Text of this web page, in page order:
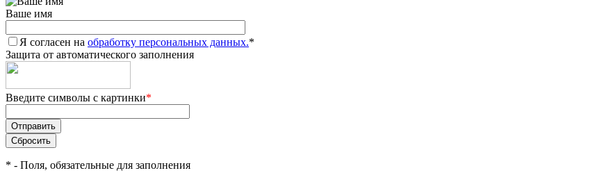
Ваше имя
Я согласен на обработку персональных данных.*
Защита от автоматического заполнения
Введите символы с картинки*
* - Поля, обязательные для заполнения